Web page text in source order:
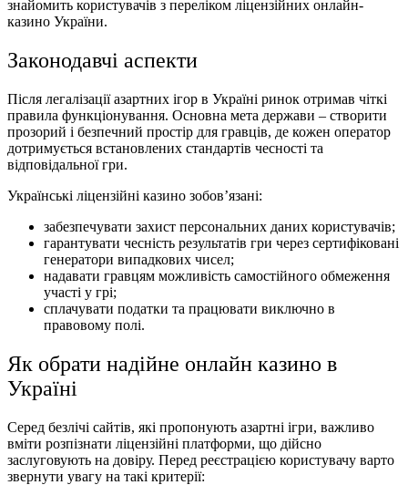
знайомить користувачів з переліком ліцензійних онлайн-
казино України.
Законодавчі аспекти
Після легалізації азартних ігор в Україні ринок отримав чіткі
правила функціонування. Основна мета держави – створити
прозорий і безпечний простір для гравців, де кожен оператор
дотримується встановлених стандартів чесності та
відповідальної гри.
Українські ліцензійні казино зобов’язані:
забезпечувати захист персональних даних користувачів;
гарантувати чесність результатів гри через сертифіковані
генератори випадкових чисел;
надавати гравцям можливість самостійного обмеження
участі у грі;
сплачувати податки та працювати виключно в
правовому полі.
Як обрати надійне онлайн казино в
Україні
Серед безлічі сайтів, які пропонують азартні ігри, важливо
вміти розпізнати ліцензійні платформи, що дійсно
заслуговують на довіру. Перед реєстрацією користувачу варто
звернути увагу на такі критерії: